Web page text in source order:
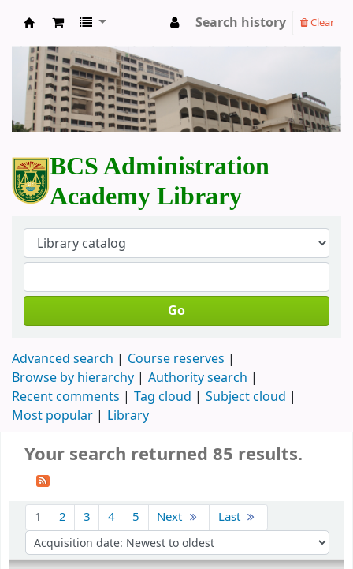
BCS Administration Academy Library
Search history Clear
BCS Administration
Academy Library
Go
Advanced search
Course reserves
Browse by hierarchy
Authority search
Recent comments
Tag cloud
Subject cloud
Most popular
Library
Your search returned 85 results.
1 2 3 4 5 Next Last